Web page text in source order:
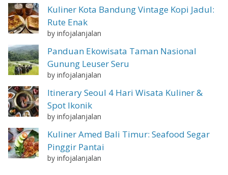
Kuliner Kota Bandung Vintage Kopi Jadul:
Rute Enak
by infojalanjalan
Panduan Ekowisata Taman Nasional
Gunung Leuser Seru
by infojalanjalan
Itinerary Seoul 4 Hari Wisata Kuliner &
Spot Ikonik
by infojalanjalan
Kuliner Amed Bali Timur: Seafood Segar
Pinggir Pantai
by infojalanjalan